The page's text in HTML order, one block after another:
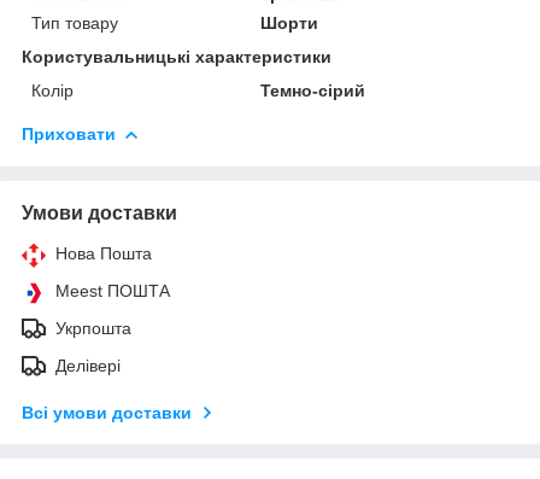
Тип товару
Шорти
Користувальницькі характеристики
Колір
Темно-сірий
Приховати
Умови доставки
Нова Пошта
Meest ПОШТА
Укрпошта
Делівері
Всі умови доставки